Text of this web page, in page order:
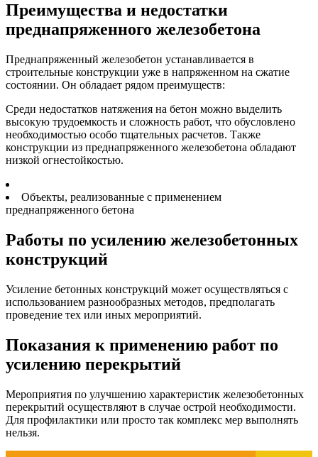
Преимущества и недостатки
преднапряженного железобетона
Преднапряженный железобетон устанавливается в
строительные конструкции уже в напряженном на сжатие
состоянии. Он обладает рядом преимуществ:
Среди недостатков натяжения на бетон можно выделить
высокую трудоемкость и сложность работ, что обусловлено
необходимостью особо тщательных расчетов. Также
конструкции из преднапряженного железобетона обладают
низкой огнестойкостью.
Объекты, реализованные с применением
преднапряженного бетона
Работы по усилению железобетонных
конструкций
Усиление бетонных конструкций может осуществляться с
использованием разнообразных методов, предполагать
проведение тех или иных мероприятий.
Показания к применению работ по
усилению перекрытий
Мероприятия по улучшению характеристик железобетонных
перекрытий осуществляют в случае острой необходимости.
Для профилактики или просто так комплекс мер выполнять
нельзя.